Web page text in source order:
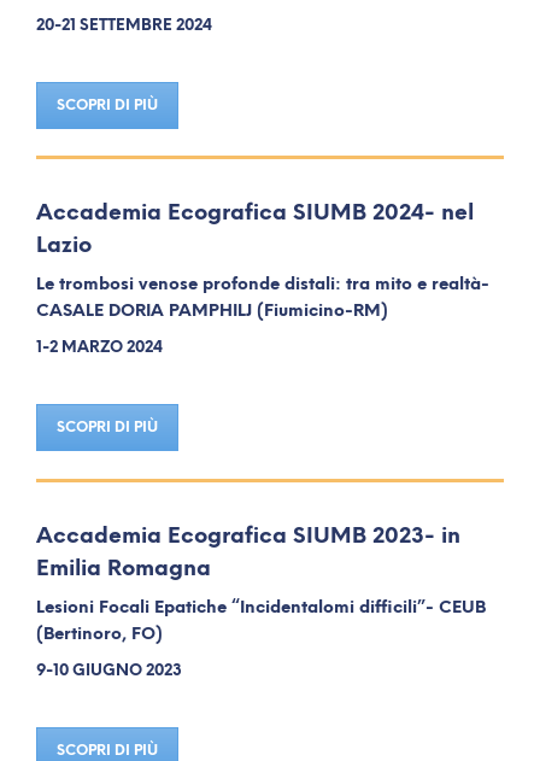
20-21 SETTEMBRE 2024
SCOPRI DI PIÙ
Accademia Ecografica SIUMB 2024- nel
Lazio
Le trombosi venose profonde distali: tra mito e realtà-
CASALE DORIA PAMPHILJ (Fiumicino-RM)
1-2 MARZO 2024
SCOPRI DI PIÙ
Accademia Ecografica SIUMB 2023- in
Emilia Romagna
Lesioni Focali Epatiche “Incidentalomi difficili”- CEUB
(Bertinoro, FO)
9-10 GIUGNO 2023
SCOPRI DI PIÙ